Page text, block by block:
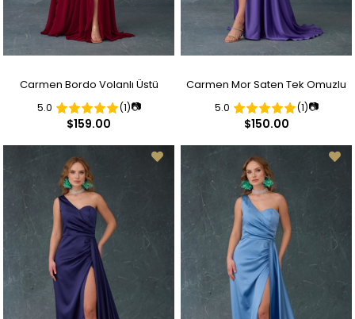
Carmen Bordo Volanlı Üstü
Dantel Yırtmaçlı Abiye Elbise
5.0 (1)📷
$159.00
Carmen Mor Saten Tek Omuzlu
Yırtmaçlı Uzun Abiye Elbise
5.0 (1)📷
$150.00